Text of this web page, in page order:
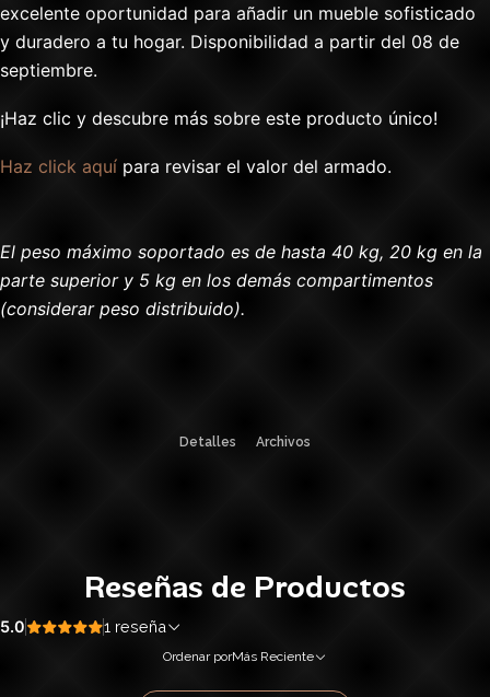
excelente oportunidad para añadir un mueble sofisticado
y duradero a tu hogar. Disponibilidad a partir del 08 de
septiembre.
¡Haz clic y descubre más sobre este producto único!
Haz click aquí para revisar el valor del armado.
El peso máximo soportado es de hasta 40 kg, 20 kg en la
parte superior y 5 kg en los demás compartimentos
(considerar peso distribuido).
Detalles Archivos
Reseñas de Productos
5.0 1 reseña
Ordenar porMás Reciente